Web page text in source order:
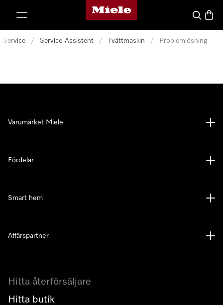
Mieles hemsida
Sök
Service / Service-Assistent / Tvättmaskin / Problemlösning
Hitta återförsäljare
Hitta butik
Varumärket Miele
Fördelar
Smart hem
Affärspartner